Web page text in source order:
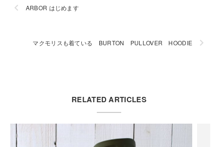
ARBOR はじめます
マクモリスも着ている BURTON PULLOVER HOODIE
RELATED ARTICLES